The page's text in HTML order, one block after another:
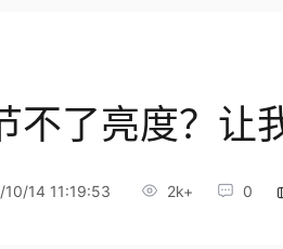
不了亮度？让
10/14 11:19:53 2k+ 0